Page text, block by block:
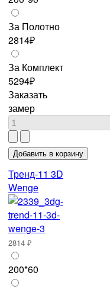
За Полотно
2814₽
За Комплект
5294₽
Заказать
замер
Тренд-11 3D
Wenge
2814 ₽
200*60